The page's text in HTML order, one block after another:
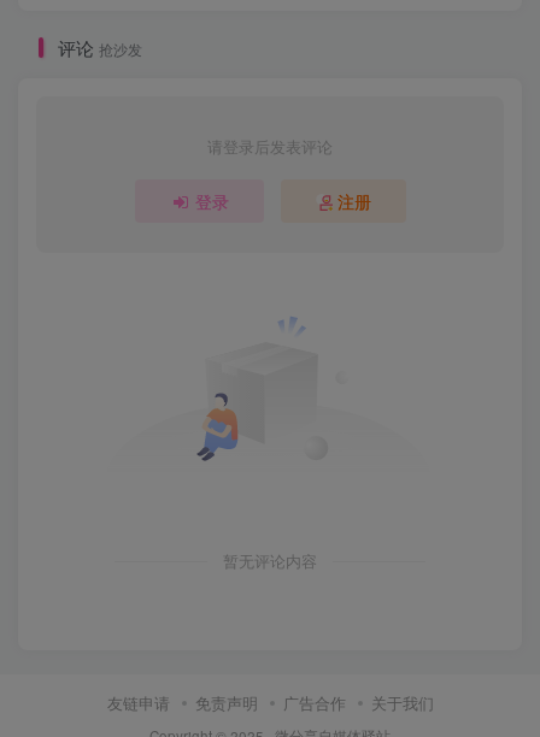
评论 抢沙发
请登录后发表评论
登录 注册
暂无评论内容
友链申请 免责声明 广告合作 关于我们